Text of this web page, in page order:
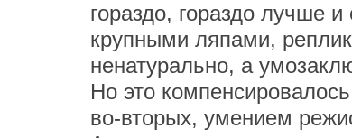
гораздо, гораздо лучше
крупными ляпами,
ненатурально, а
Но это
во-вторых, умением